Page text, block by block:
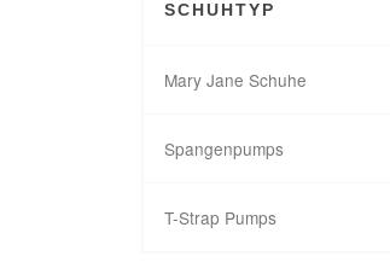
SCHUHTYP
Mary Jane Schuhe
Spangenpumps
T-Strap Pumps